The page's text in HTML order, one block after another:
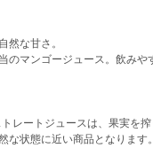
然な甘さ。
マンゴージュース。飲みや
レートジュースは、果実を
状態に近い商品となります。